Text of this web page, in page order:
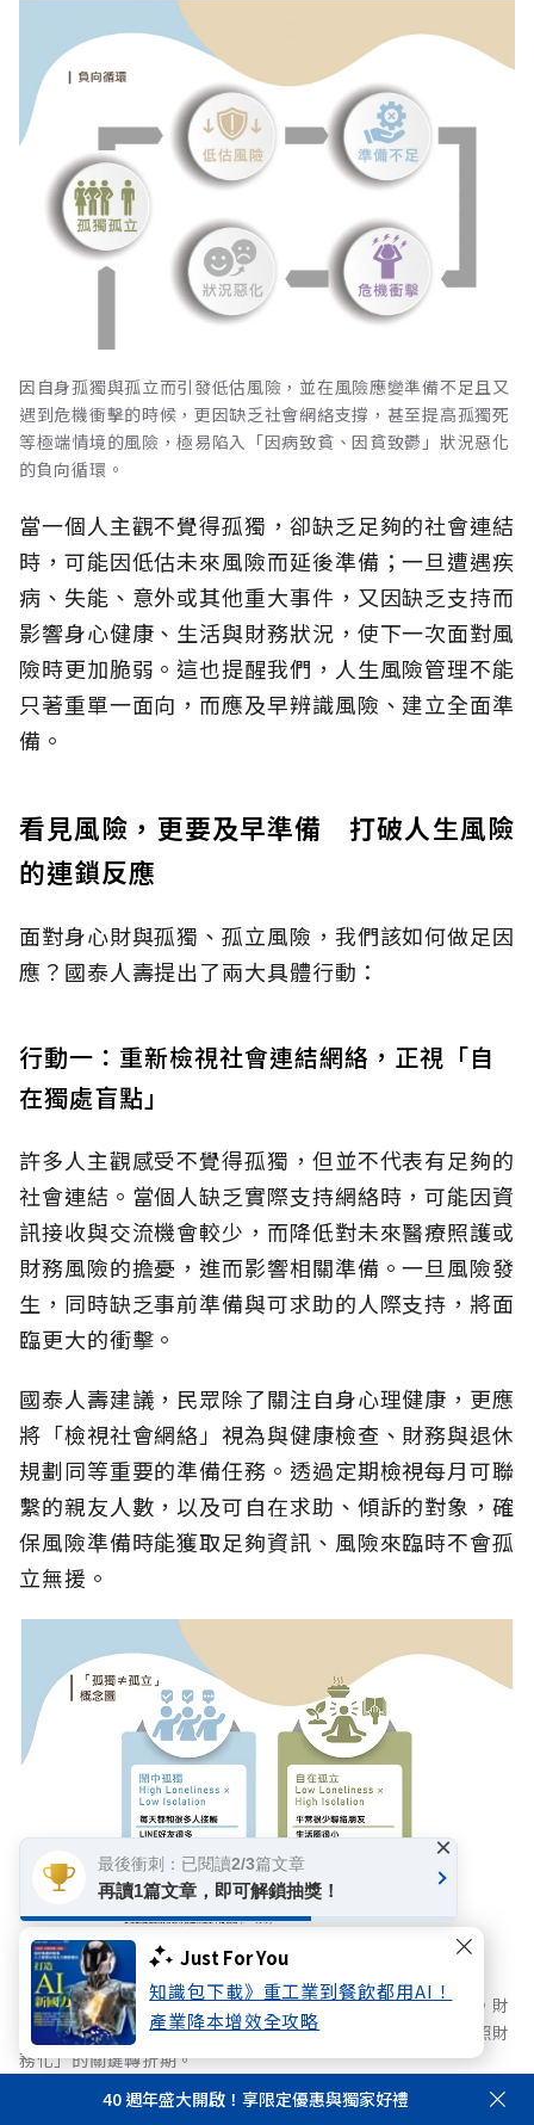
Just For You
知識包下載》重工業到餐飲都用AI！
產業降本增效全攻略
因自身孤獨與孤立而引發低估風險，並在風險應變準備不足且又
遇到危機衝擊的時候，更因缺乏社會網絡支撐，甚至提高孤獨死
等極端情境的風險，極易陷入「因病致貧、因貧致鬱」狀況惡化
的負向循環。
當一個人主觀不覺得孤獨，卻缺乏足夠的社會連結
時，可能因低估未來風險而延後準備；一旦遭遇疾
病、失能、意外或其他重大事件，又因缺乏支持而
影響身心健康、生活與財務狀況，使下一次面對風
險時更加脆弱。這也提醒我們，人生風險管理不能
只著重單一面向，而應及早辨識風險、建立全面準
備。
看見風險，更要及早準備 打破人生風險
的連鎖反應
面對身心財與孤獨、孤立風險，我們該如何做足因
應？國泰人壽提出了兩大具體行動：
行動一：重新檢視社會連結網絡，正視「自
在獨處盲點」
許多人主觀感受不覺得孤獨，但並不代表有足夠的
社會連結。當個人缺乏實際支持網絡時，可能因資
訊接收與交流機會較少，而降低對未來醫療照護或
財務風險的擔憂，進而影響相關準備。一旦風險發
生，同時缺乏事前準備與可求助的人際支持，將面
臨更大的衝擊。
國泰人壽建議，民眾除了關注自身心理健康，更應
將「檢視社會網絡」視為與健康檢查、財務與退休
規劃同等重要的準備任務。透過定期檢視每月可聯
繫的親友人數，以及可自在求助、傾訴的對象，確
保風險準備時能獲取足夠資訊、風險來臨時不會孤
立無援。
長照成本與通膨壓力雙重夾擊，國人風險意識迎來黃金交叉。財
務焦慮首度超越身體健康躍居首位，宣告台灣正式步入「長照財
務化」的關鍵轉折期。
40 週年盛大開啟！享限定優惠與獨家好禮
最後衝刺：已閱讀2/3篇文章
再讀1篇文章，即可解鎖抽獎！
×